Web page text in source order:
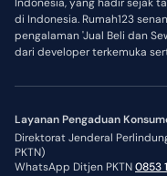
di Indonesia. Rumah123
pengalaman 'Jual Beli dan
dari developer terkemuka
Layanan Pengaduan
Direktorat Jenderal
PKTN)
WhatsApp Ditjen PKTN0853